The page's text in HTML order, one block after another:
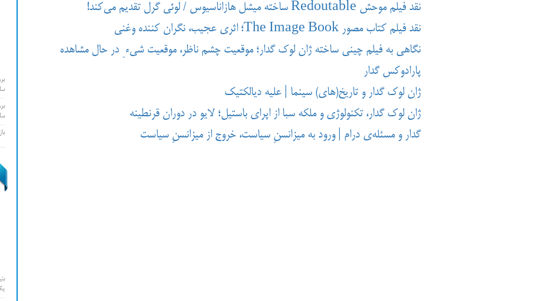
نقد فیلم موحش Redoutable ساخته میشل هازاناسیوس / لوئی گرل تقدیم می‌کند!
نقد فیلم کتاب مصور The Image Book؛ اثری عجیب، نگران کننده وغنی
نگاهی به فیلم چینی ساخته ژان لوک گدار؛ موقعیت چشم ناظر، موقعیت شیء ِ در حال مشاهده
پارادوکس گدار
ژان لوک گدار و تاریخ‌(های) سینما | علیه دیالکتیک
ژان لوک گدار، تکنولوژی و ملکه سبا از اپرای باستیل؛ لایو در دوران قرنطینه
گدار و مسئله‌ی درام | ورود به میزانسنِ سیاست، خروج از میزانسنِ سیاست